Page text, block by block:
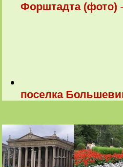
Форштадта (фото)
поселка